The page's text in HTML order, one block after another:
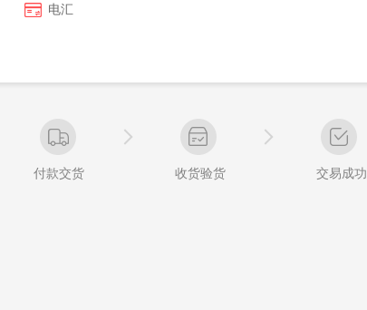
电汇
付款交货 收货验货 交易成功